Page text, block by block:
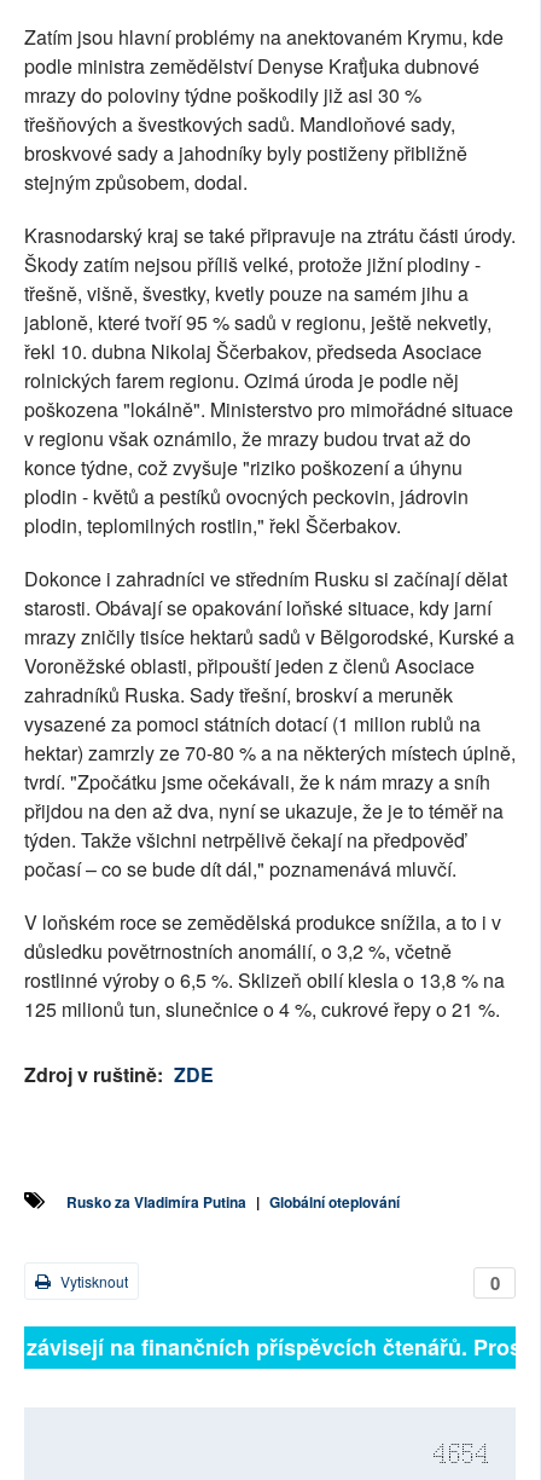
Zatím jsou hlavní problémy na anektovaném Krymu, kde
podle ministra zemědělství Denyse Kraťjuka dubnové
mrazy do poloviny týdne poškodily již asi 30 %
třešňových a švestkových sadů. Mandloňové sady,
broskvové sady a jahodníky byly postiženy přibližně
stejným způsobem, dodal.
Krasnodarský kraj se také připravuje na ztrátu části úrody.
Škody zatím nejsou příliš velké, protože jižní plodiny -
třešně, višně, švestky, kvetly pouze na samém jihu a
jabloně, které tvoří 95 % sadů v regionu, ještě nekvetly,
řekl 10. dubna Nikolaj Ščerbakov, předseda Asociace
rolnických farem regionu. Ozimá úroda je podle něj
poškozena "lokálně". Ministerstvo pro mimořádné situace
v regionu však oznámilo, že mrazy budou trvat až do
konce týdne, což zvyšuje "riziko poškození a úhynu
plodin - květů a pestíků ovocných peckovin, jádrovin
plodin, teplomilných rostlin," řekl Ščerbakov.
Dokonce i zahradníci ve středním Rusku si začínají dělat
starosti. Obávají se opakování loňské situace, kdy jarní
mrazy zničily tisíce hektarů sadů v Bělgorodské, Kurské a
Voroněžské oblasti, připouští jeden z členů Asociace
zahradníků Ruska. Sady třešní, broskví a meruněk
vysazené za pomoci státních dotací (1 milion rublů na
hektar) zamrzly ze 70-80 % a na některých místech úplně,
tvrdí. "Zpočátku jsme očekávali, že k nám mrazy a sníh
přijdou na den až dva, nyní se ukazuje, že je to téměř na
týden. Takže všichni netrpělivě čekají na předpověď
počasí – co se bude dít dál," poznamenává mluvčí.
V loňském roce se zemědělská produkce snížila, a to i v
důsledku povětrnostních anomálií, o 3,2 %, včetně
rostlinné výroby o 6,5 %. Sklizeň obilí klesla o 13,8 % na
125 milionů tun, slunečnice o 4 %, cukrové řepy o 21 %.
Zdroj v ruštině: ZDE
Rusko za Vladimíra Putina | Globální oteplování
0
Vytisknout
závisejí na finančních příspěvcích čtenářů.
4654